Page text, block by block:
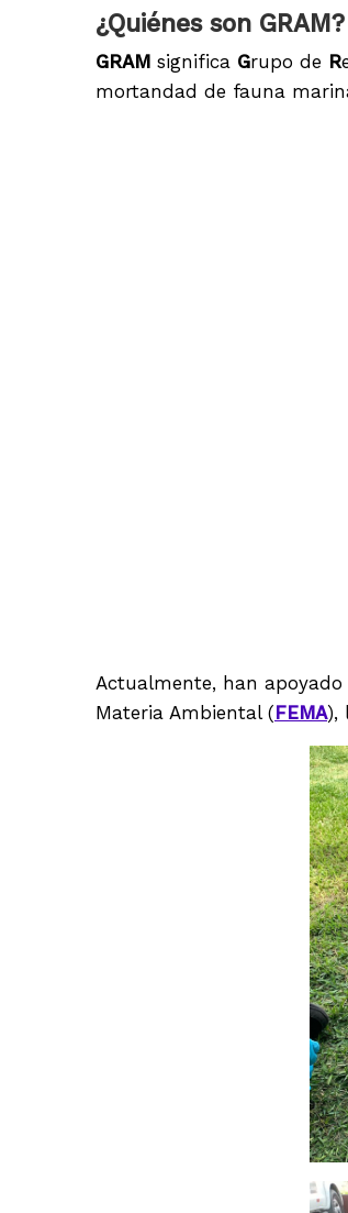
¿Quiénes son GRAM?
GRAM significa Grupo de R
mortandad de fauna
Actualmente, han apoyado
Materia Ambiental (FEMA),